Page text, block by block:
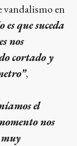
vandalismo en
es que suceda
nos
cortado y
,
el
nos